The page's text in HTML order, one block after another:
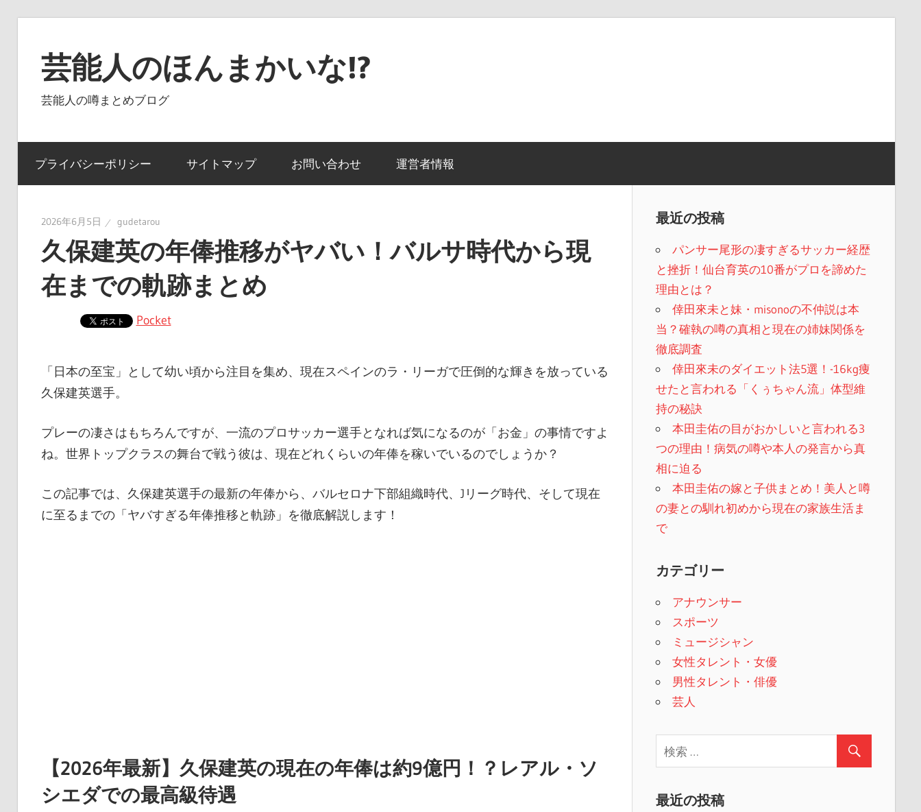
ス
ッ
芸能人のほんまかいな!?
芸能人の噂まとめブログ
プライバシーポリシー サイトマップ お問い合わせ 運営者情報
2026年6月5日 gudetarou
久保建英の年俸推移がヤバい！バルサ時代から現
在までの軌跡まとめ
Pocket
「日本の至宝」として幼い頃から注目を集め、現在スペインのラ・リーガで圧倒的な輝きを放っている
久保建英選手。
プレーの凄さはもちろんですが、一流のプロサッカー選手となれば気になるのが「お金」の事情ですよ
ね。世界トップクラスの舞台で戦う彼は、現在どれくらいの年俸を稼いでいるのでしょうか？
この記事では、久保建英選手の最新の年俸から、バルセロナ下部組織時代、Jリーグ時代、そして現在
に至るまでの「ヤバすぎる年俸推移と軌跡」を徹底解説します！
【2026年最新】久保建英の現在の年俸は約9億円！？レアル・ソ
シエダでの最高級待遇
最近の投稿
パンサー尾形の凄すぎるサッカー経歴
と挫折！仙台育英の10番がプロを諦めた
理由とは？
倖田來未と妹・misonoの不仲説は本
当？確執の噂の真相と現在の姉妹関係を
徹底調査
倖田來未のダイエット法5選！-16kg痩
せたと言われる「くぅちゃん流」体型維
持の秘訣
本田圭佑の目がおかしいと言われる3
つの理由！病気の噂や本人の発言から真
相に迫る
本田圭佑の嫁と子供まとめ！美人と噂
の妻との馴れ初めから現在の家族生活ま
で
カテゴリー
アナウンサー
スポーツ
ミュージシャン
女性タレント・女優
男性タレント・俳優
芸人
最近の投稿